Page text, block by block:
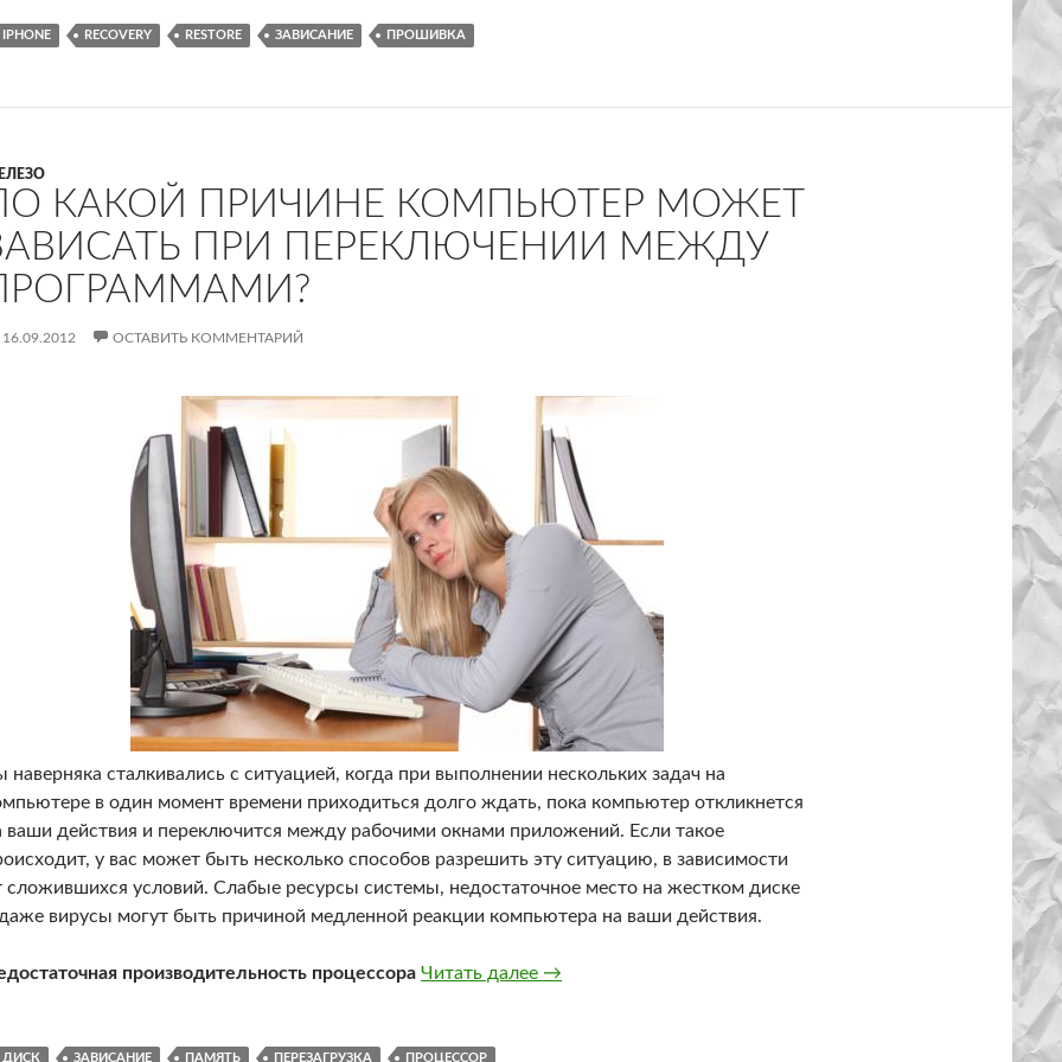
IPHONE RECOVERY RESTORE ЗАВИСАНИЕ ПРОШИВКА
КАКОЙ ПРИЧИНЕ КОМПЬЮТЕР МОЖЕТ
ПРИ ПЕРЕКЛЮЧЕНИИ МЕЖДУ
16.09.2012 ОСТАВИТЬ КОММЕНТАРИЙ
наверняка сталкивались с ситуацией, когда при выполнении нескольких задач на
в один момент времени приходиться долго ждать, пока компьютер откликнется
ваши действия и переключится между рабочими окнами приложений. Если такое
у вас может быть несколько способов разрешить эту ситуацию, в зависимости
сложившихся условий. Слабые ресурсы системы, недостаточное место на жестком диске
вирусы могут быть причиной медленной реакции компьютера на ваши действия.
производительность процессора Читать далее По какой причине компьютер может зависать при
→
ДИСК ЗАВИСАНИЕ ПАМЯТЬ ПЕРЕЗАГРУЗКА ПРОЦЕССОР